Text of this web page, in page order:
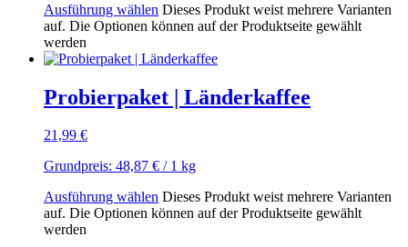
Ausführung wählen Dieses Produkt weist mehrere Varianten
auf. Die Optionen können auf der Produktseite gewählt
werden
Probierpaket | Länderkaffee
21,99 €
Grundpreis: 48,87 € / 1 kg
Ausführung wählen Dieses Produkt weist mehrere Varianten
auf. Die Optionen können auf der Produktseite gewählt
werden